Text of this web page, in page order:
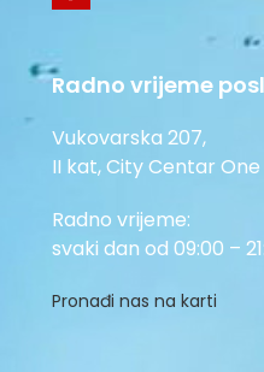
Radno vrijeme
Vukovarska 207,
II kat, City Centar
Radno vrijeme:
svaki dan od 09:00 –
Pronađi nas na karti